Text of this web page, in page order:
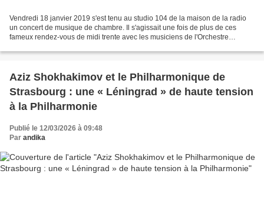
Vendredi 18 janvier 2019 s'est tenu au studio 104 de la maison de la radio
un concert de musique de chambre. Il s'agissait une fois de plus de ces
fameux rendez-vous de midi trente avec les musiciens de l'Orchestre
Aziz Shokhakimov et le Philharmonique de
Strasbourg : une « Léningrad » de haute tension
à la Philharmonie
Publié le 12/03/2026 à 09:48
Par andika